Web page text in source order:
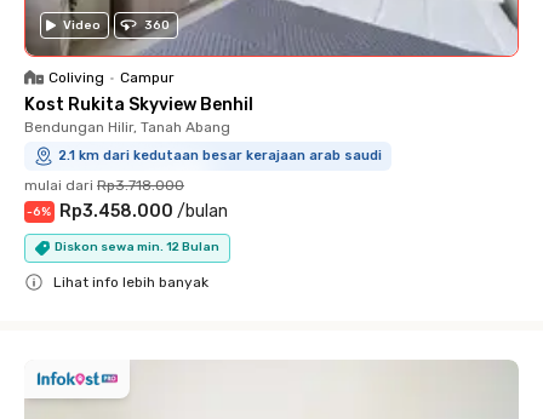
Video 360
Coliving • Campur
Kost Rukita Skyview Benhil
Bendungan Hilir, Tanah Abang
2.1 km dari kedutaan besar kerajaan arab saudi
mulai dari Rp3.718.000
-6% Rp3.458.000 /bulan
Diskon sewa min. 12 Bulan
Lihat info lebih banyak